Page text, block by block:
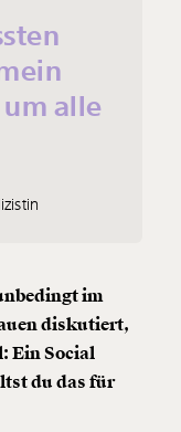
alle
im
diskutiert,
Ein Social
du das für